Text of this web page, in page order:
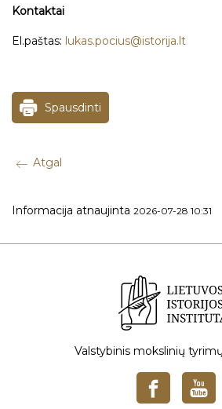
Kontaktai
El.paštas: lukas.pocius@istorija.lt
Spausdinti
Atgal
Informacija atnaujinta 2026-07-28 10:31
Valstybinis mokslinių